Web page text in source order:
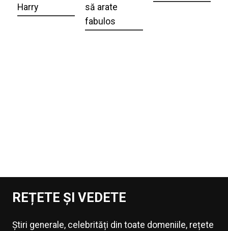
Harry
să arate
fabulos
REȚETE ȘI VEDETE
Știri generale, celebrități din toate domeniile, rețete